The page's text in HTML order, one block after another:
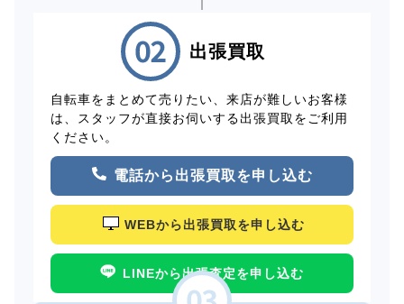
出張買取
自転車をまとめて売りたい、来店が難しいお客様
は、スタッフが直接お伺いする出張買取をご利用
ください。
電話から出張買取を申し込む
WEBから出張買取を申し込む
LINEから出張査定を申し込む